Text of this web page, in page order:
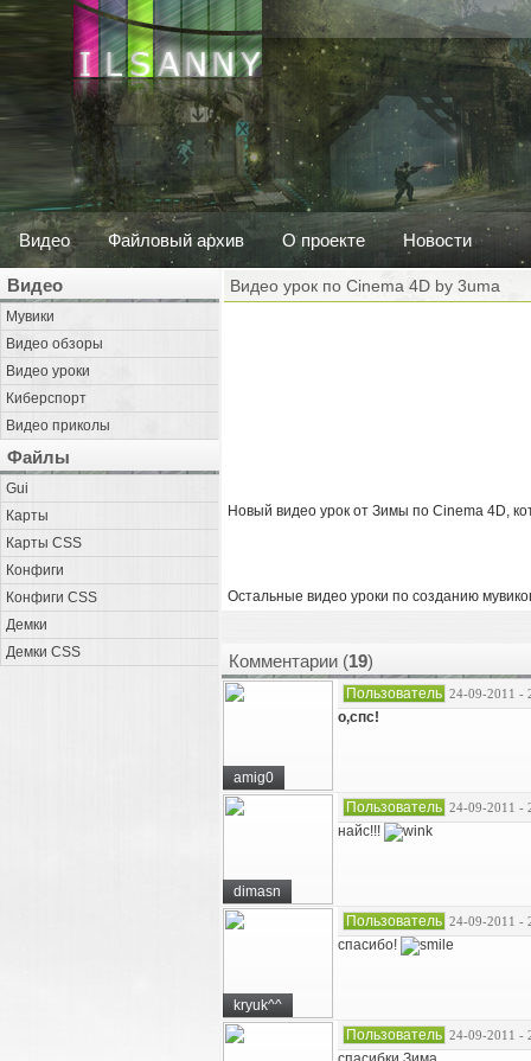
Видео Файловый архив О проекте Новости
Видео
Мувики
Видео обзоры
Видео уроки
Киберспорт
Видео приколы
Файлы
Gui
Карты
Карты CSS
Конфиги
Конфиги CSS
Демки
Демки CSS
Видео урок по Cinema 4D by 3uma
Новый видео урок от Зимы по Cinema 4D,
Остальные видео уроки по созданию
Комментарии (19)
amig0
Пользователь 24-09-2011 -
о,спс!
dimasn
Пользователь 24-09-2011 -
найс!!!
kryuk^^
Пользователь 24-09-2011 -
спасибо!
Пользователь 24-09-2011 -